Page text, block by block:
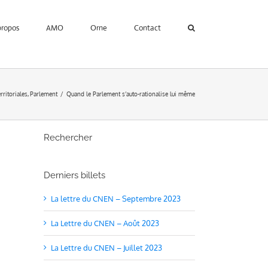
AMO Orne Contact
Parlement Quand le Parlement s’auto-rationalise lui même
Rechercher
Derniers billets
La lettre du CNEN – Septembre 2023
La Lettre du CNEN – Août 2023
La Lettre du CNEN – Juillet 2023